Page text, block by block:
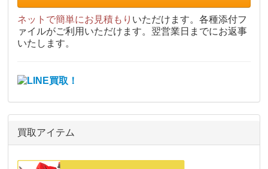
ネットで簡単にお見積もり いただけます。各種添付フ
ァイルがご利用いただけます。翌営業日までにお返事
いたします。
買取アイテム